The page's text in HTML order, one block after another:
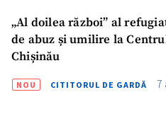
„Al doilea război” al
de abuz și umilire la
Chișinău
NOU CITITORUL DE GARDĂ 7